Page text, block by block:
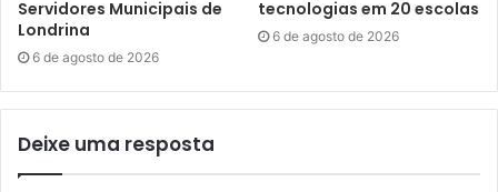
Servidores Municipais de
Londrina
6 de agosto de 2026
tecnologias em 20 escolas
6 de agosto de 2026
Deixe uma resposta